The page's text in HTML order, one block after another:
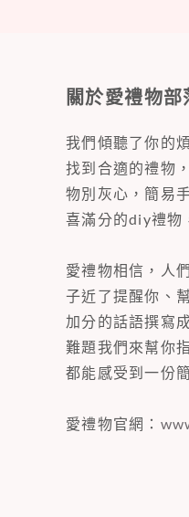
關於愛禮物部
我們傾聽了你的
找到合適的禮物
物別灰心，簡易
喜滿分的diy禮物
愛禮物相信，人
子近了提醒你、
加分的話語撰寫
難題我們來幫你
都能感受到一份
愛禮物官網：